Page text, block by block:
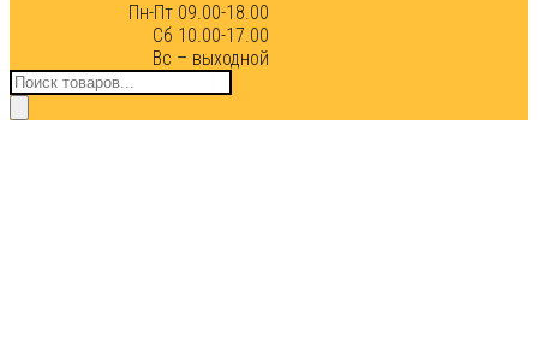
Пн-Пт 09.00-18.00
Сб 10.00-17.00
Вс – выходной
Поиск
товаров